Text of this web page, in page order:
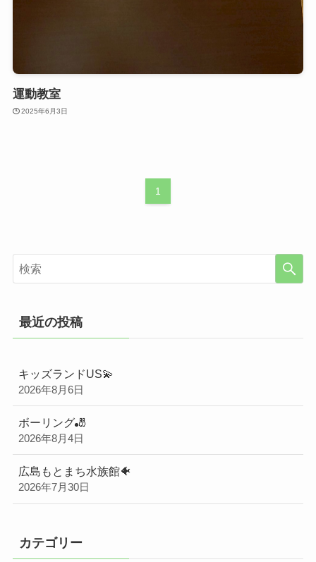
運動教室
2025年6月3日
1
最近の投稿
キッズランドUS💫
2026年8月6日
ボーリング🎳
2026年8月4日
広島もとまち水族館🐠
2026年7月30日
カテゴリー